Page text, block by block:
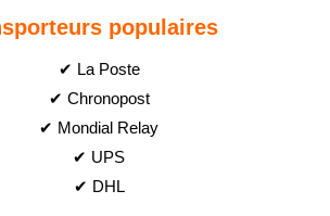
populaires
✔ La Poste
✔ Chronopost
✔ Mondial Relay
✔ UPS
✔ DHL